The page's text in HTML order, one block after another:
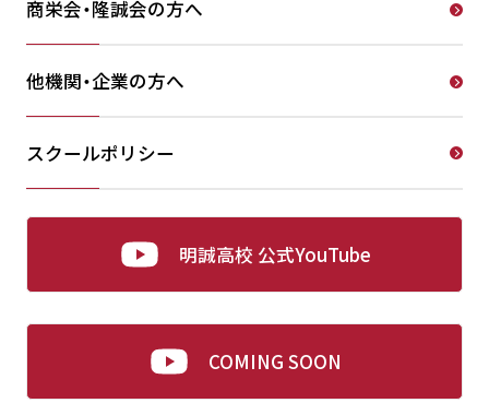
商栄会・隆誠会の方へ
他機関・企業の方へ
スクールポリシー
明誠高校 公式YouTube
COMING SOON